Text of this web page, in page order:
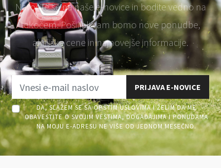
Naročite se na naše e-novice in bodite vedno na
tekočem. Pošiljali vam bomo nove ponudbe,
akcijske cene in najnovejše informacije.
PRIJAVA E-NOVICE
DA, SLAŽEM SE SA OPŠTIM USLOVIMA I ŽELIM DA ME
OBAVESTITE O SVOJIM VESTIMA, DOGAĐAJIMA I PONUDAMA
NA MOJU E-ADRESU NE VIŠE OD JEDNOM MESEČNO.